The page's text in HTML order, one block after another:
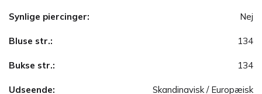
Synlige piercinger: Nej
Bluse str.: 134
Bukse str.: 134
Udseende: Skandinavisk / Europæisk